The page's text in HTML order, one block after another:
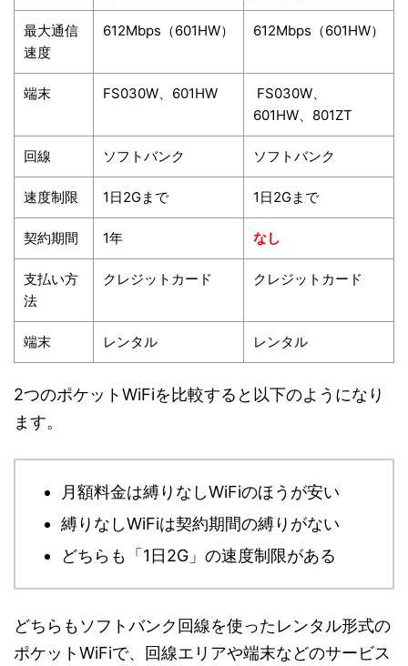
最大通信
速度
612Mbps（601HW） 612Mbps（601HW）
端末 FS030W、601HW
FS030W、
601HW、801ZT
回線 ソフトバンク ソフトバンク
速度制限 1日2Gまで 1日2Gまで
契約期間 1年 なし
支払い方
法
クレジットカード クレジットカード
端末 レンタル レンタル
2つのポケットWiFiを比較すると以下のようになり
ます。
月額料金は縛りなしWiFiのほうが安い
縛りなしWiFiは契約期間の縛りがない
どちらも「1日2G」の速度制限がある
どちらもソフトバンク回線を使ったレンタル形式の
ポケットWiFiで、回線エリアや端末などのサービス